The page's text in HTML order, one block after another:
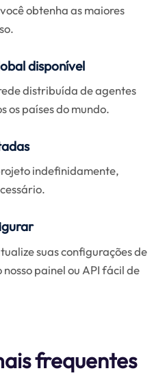
obtenha as maiores
disponível
distribuída de agentes
os países do mundo.
indefinidamente,
suas configurações de
painel ou API fácil de
frequentes